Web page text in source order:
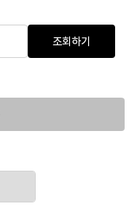
조회하기